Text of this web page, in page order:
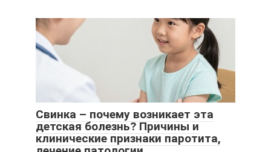
Свинка – почему возникает эта
детская болезнь? Причины и
клинические признаки паротита,